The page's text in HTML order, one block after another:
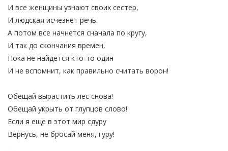
И все женщины узнают своих сестер,
И людская исчезнет речь.
А потом все начнется сначала по кругу,
И так до скончания времен,
Пока не найдется кто-то один
И не вспомнит, как правильно считать ворон!
Обещай вырастить лес снова!
Обещай укрыть от глупцов слово!
Если я еще в этот мир сдуру
Вернусь, не бросай меня, гуру!